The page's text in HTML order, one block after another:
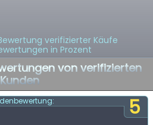
verifizierter Käufe
in Prozent
von verifizierten
Kunden
5